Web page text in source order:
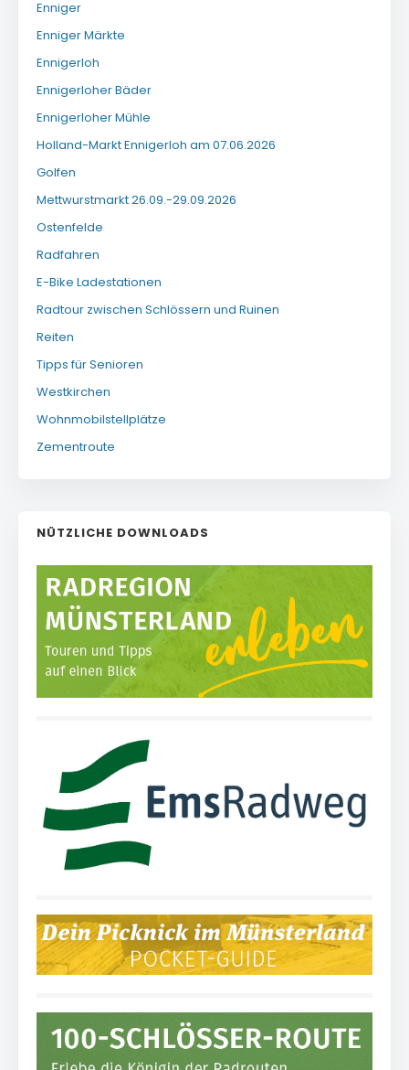
Enniger
Enniger Märkte
Ennigerloh
Ennigerloher Bäder
Ennigerloher Mühle
Holland-Markt Ennigerloh am 07.06.2026
Golfen
Mettwurstmarkt 26.09.-29.09.2026
Ostenfelde
Radfahren
E-Bike Ladestationen
Radtour zwischen Schlössern und Ruinen
Reiten
Tipps für Senioren
Westkirchen
Wohnmobilstellplätze
Zementroute
NÜTZLICHE DOWNLOADS